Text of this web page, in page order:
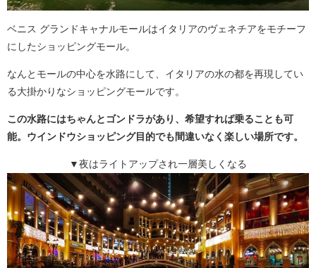
ベニス グランドキャナルモールはイタリアのヴェネチアをモチーフ
にしたショッピングモール。
なんとモールの中心を水路にして、イタリアの水の都を再現してい
る大掛かりなショッピングモールです。
この水路にはちゃんとゴンドラがあり、希望すれば乗ることも可
能。ウインドウショッピング目的でも間違いなく楽しい場所です。
▼夜はライトアップされ一層美しくなる